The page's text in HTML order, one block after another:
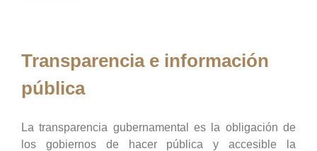
Transparencia e información
pública
La transparencia gubernamental es la obligación de
los gobiernos de hacer pública y accesible la